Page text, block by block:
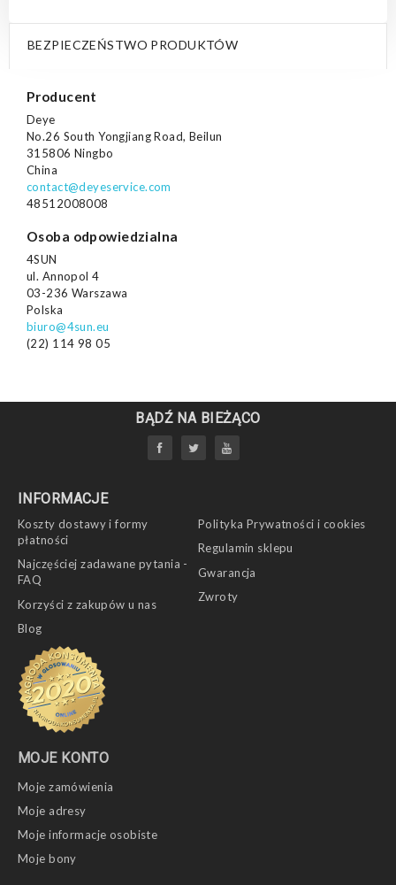
BEZPIECZEŃSTWO PRODUKTÓW
Producent
Deye
No.26 South Yongjiang Road, Beilun
315806 Ningbo
China
contact@deyeservice.com
48512008008
Osoba odpowiedzialna
4SUN
ul. Annopol 4
03-236 Warszawa
Polska
biuro@4sun.eu
(22) 114 98 05
BĄDŹ NA BIEŻĄCO
INFORMACJE
Koszty dostawy i formy
płatności
Najczęściej zadawane pytania -
FAQ
Korzyści z zakupów u nas
Blog
Polityka Prywatności i cookies
Regulamin sklepu
Gwarancja
Zwroty
MOJE KONTO
Moje zamówienia
Moje adresy
Moje informacje osobiste
Moje bony